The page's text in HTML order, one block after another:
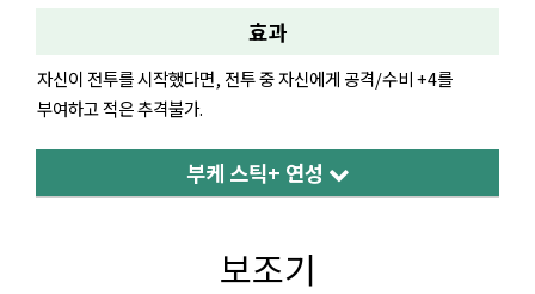
효과
자신이 전투를 시작했다면, 전투 중 자신에게 공격/수비 +4를
부여하고 적은 추격불가.
부케 스틱+ 연성
보조기